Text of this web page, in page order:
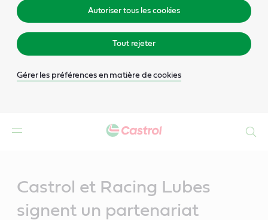
Autoriser tous les cookies
Tout rejeter
Gérer les préférences en matière de cookies
Castrol et Racing Lubes
signent un partenariat